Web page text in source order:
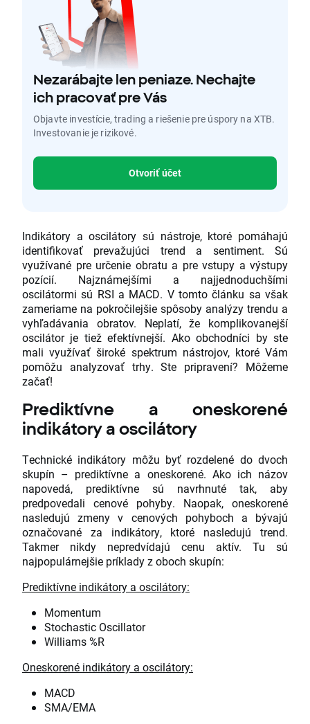
Nezarábajte len peniaze. Nechajte
ich pracovať pre Vás
Objavte investície, trading a riešenie pre úspory na XTB.
Investovanie je rizikové.
Otvoriť účet
Indikátory a oscilátory sú nástroje, ktoré pomáhajú
identifikovať prevažujúci trend a sentiment. Sú
využívané pre určenie obratu a pre vstupy a výstupy
pozícií. Najznámejšími a najjednoduchšími
oscilátormi sú RSI a MACD. V tomto článku sa však
zameriame na pokročilejšie spôsoby analýzy trendu a
vyhľadávania obratov. Neplatí, že komplikovanejší
oscilátor je tiež efektívnejší. Ako obchodníci by ste
mali využívať široké spektrum nástrojov, ktoré Vám
pomôžu analyzovať trhy. Ste pripravení? Môžeme
začať!
Prediktívne a oneskorené
indikátory a oscilátory
Technické indikátory môžu byť rozdelené do dvoch
skupín – prediktívne a oneskorené. Ako ich názov
napovedá, prediktívne sú navrhnuté tak, aby
predpovedali cenové pohyby. Naopak, oneskorené
nasledujú zmeny v cenových pohyboch a bývajú
označované za indikátory, ktoré nasledujú trend.
Takmer nikdy nepredvídajú cenu aktív. Tu sú
najpopulárnejšie príklady z oboch skupín:
Prediktívne indikátory a oscilátory:
Momentum
Stochastic Oscillator
Williams %R
Oneskorené indikátory a oscilátory:
MACD
SMA/EMA